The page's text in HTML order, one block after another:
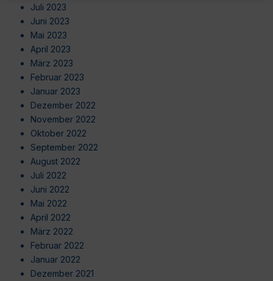
Juli 2023
Juni 2023
Mai 2023
April 2023
März 2023
Februar 2023
Januar 2023
Dezember 2022
November 2022
Oktober 2022
September 2022
August 2022
Juli 2022
Juni 2022
Mai 2022
April 2022
März 2022
Februar 2022
Januar 2022
Dezember 2021